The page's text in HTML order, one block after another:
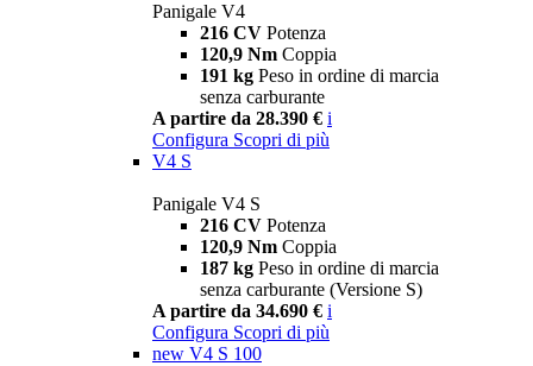
Panigale V4
216 CV Potenza
120,9 Nm Coppia
191 kg Peso in ordine di marcia
senza carburante
A partire da 28.390 € i
Configura Scopri di più
V4 S
Panigale V4 S
216 CV Potenza
120,9 Nm Coppia
187 kg Peso in ordine di marcia
senza carburante (Versione S)
A partire da 34.690 € i
Configura Scopri di più
new V4 S 100